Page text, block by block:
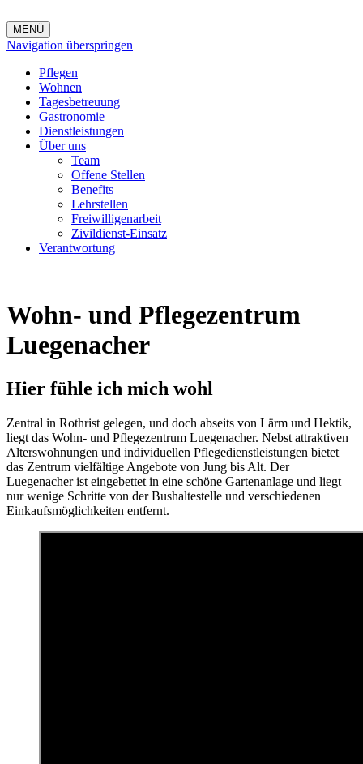
MENÜ
Navigation überspringen
Pflegen
Wohnen
Tagesbetreuung
Gastronomie
Dienstleistungen
Über uns
Team
Offene Stellen
Benefits
Lehrstellen
Freiwilligenarbeit
Zivildienst-Einsatz
Verantwortung
Wohn- und Pflegezentrum
Luegenacher
Hier fühle ich mich wohl
Zentral in Rothrist gelegen, und doch abseits von Lärm und Hektik,
liegt das Wohn- und Pflegezentrum Luegenacher. Nebst attraktiven
Alterswohnungen und individuellen Pflegedienstleistungen bietet
das Zentrum vielfältige Angebote von Jung bis Alt. Der
Luegenacher ist eingebettet in eine schöne Gartenanlage und liegt
nur wenige Schritte von der Bushaltestelle und verschiedenen
Einkaufsmöglichkeiten entfernt.